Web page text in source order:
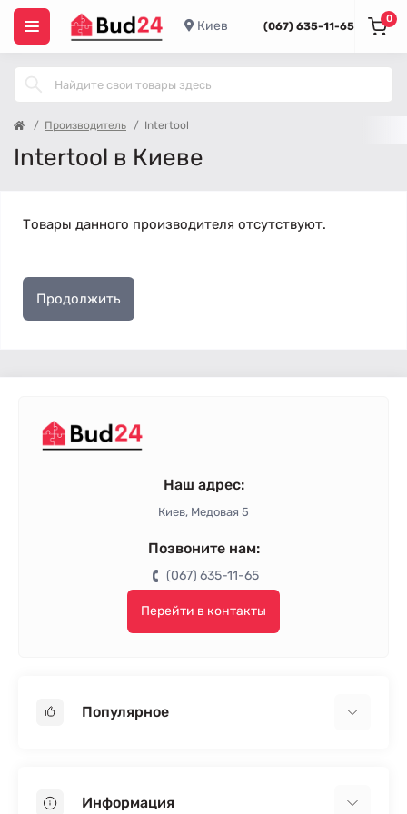
Киев (067) 635-11-65
0
Производитель Intertool
Intertool в Киеве
Товары данного производителя отсутствуют.
Продолжить
Наш адрес:
Киев, Медовая 5
Позвоните нам:
(067) 635-11-65
Перейти в контакты
Популярное
Информация